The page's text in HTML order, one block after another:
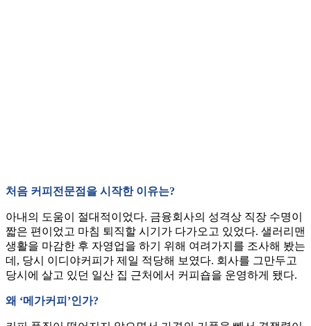
처음 커피전문점을 시작한 이유는?
아내의 도움이 절대적이었다. 금융회사의 성격상 직장 수명이
짧은 편이었고 마침 퇴직할 시기가 다가오고 있었다. 샐러리맨
생활을 마감한 후 자영업을 하기 위해 여려가지를 조사해 봤는
데, 당시 이디야커피가 제일 적당해 보였다. 회사를 그만두고
당시에 살고 있던 일산 집 근처에서 커피숍을 운영하게 됐다.
왜 ‘메가커피’인가?